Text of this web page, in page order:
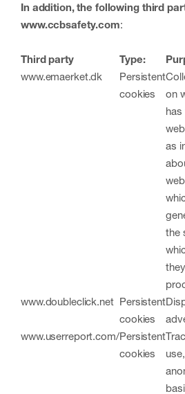
In addition, the following third
www.ccbsafety.com:
Third party Type:
www.emaerket.dk
Persistent
cookies
on
has
as
the
www.doubleclick.net Persistent
cookies
www.userreport.com/Persistent
cookies